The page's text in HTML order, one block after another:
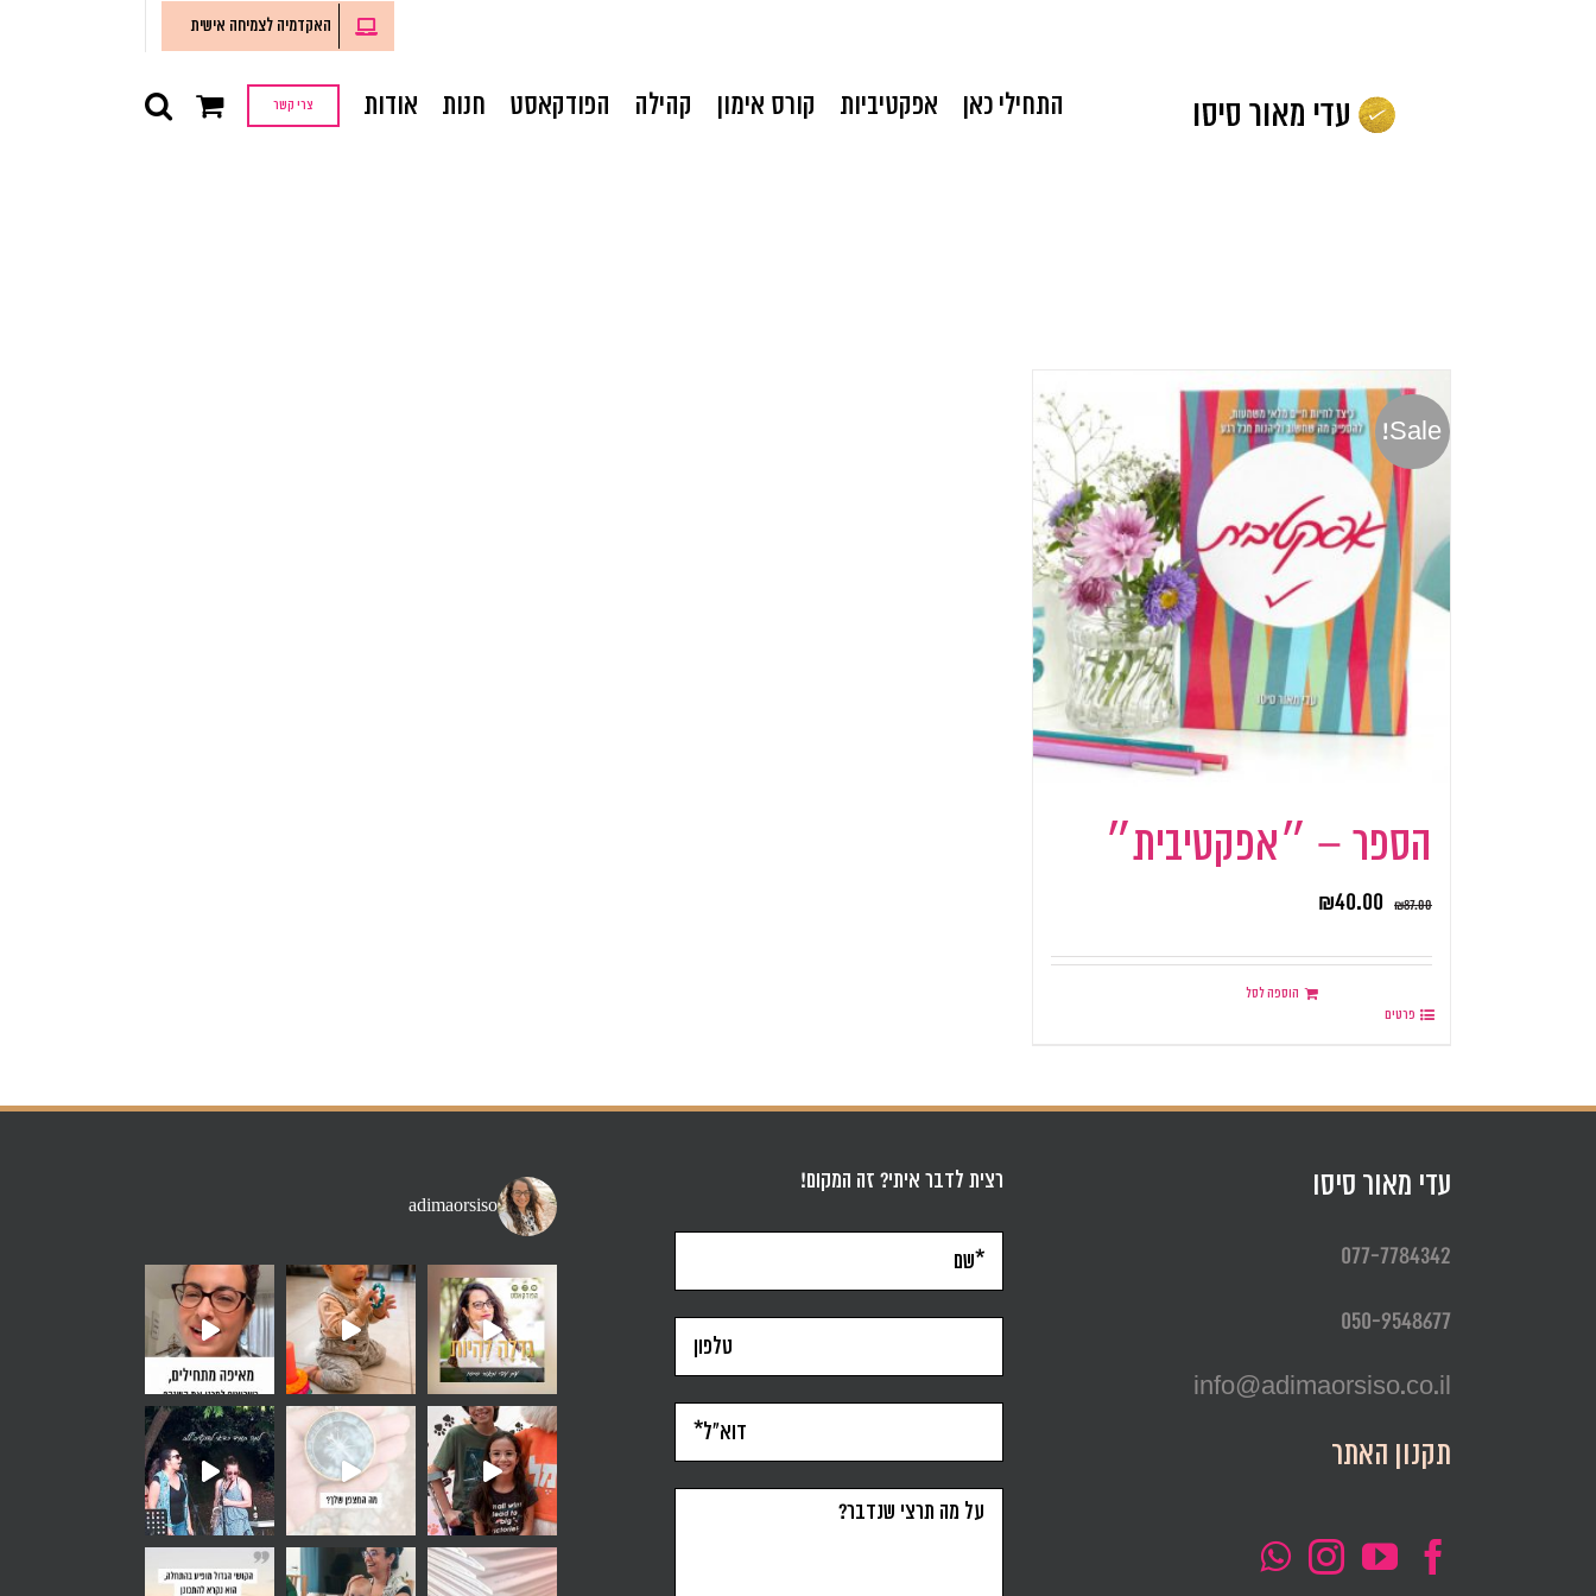
האקדמיה לצמיחה אישית
התחילי כאן אפקטיביות קורס אימון קהילה הפודקאסט חנות אודות צרי קשר
Sale!
הספר – ״אפקטיבית״
₪87.00
₪40.00
הוספה לסל
פרטים
עדי מאור סיסו
077-7784342
050-9548677
info@adimaorsiso.co.il
תקנון האתר
רצית לדבר איתי? זה המקום!
adimaorsiso
סגרתי את הפודקאסט ״אפקטיבית״ במרץ 2022. יש כאלה שתשעה חודשים זו ממש נקודת ציון. יותר זמן בחוץ מאשר
בתקופה האחרונה זו משפט שאני שומעת הרבה - אני רוצה
ילד על קביים, תינוקת וחום של אוגוסט- אז הלכנו על ח
אני מאמינה שלכל אחת מאיתנו יש מצפן פנימי שקיים בתו
לא היה לי חלום להיות חלק מהרכב. לא הייתי חלק מחבו
יש לי שריטה קשה. שלא לומר או.סי.די. כל קפל בפולדרשבוע חדש מתחיל ונשאלת השאלה, איך את בוחרת להתחיל א